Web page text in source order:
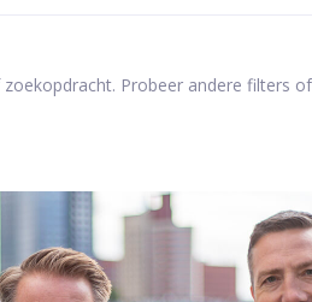
Probeer andere filters